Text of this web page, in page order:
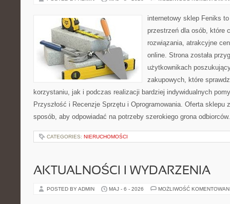
internetowy sklep Feniks
przestrzeń dla osób, które
rozwiązania, atrakcyjne
online. Strona została
użytkownikach
zakupowych, które
korzystaniu, jak i podczas realizacji bardziej indywidualnych
Przyszłość i Recenzje Sprzętu i Oprogramowania. Oferta sklepu
sposób, aby odpowiadać na potrzeby szerokiego grona
CATEGORIES: NIERUCHOMOŚCI
AKTUALNOŚCI I WYDARZENIA
POSTED BY ADMIN MAJ - 6 - 2026 MOŻLIWOŚĆ